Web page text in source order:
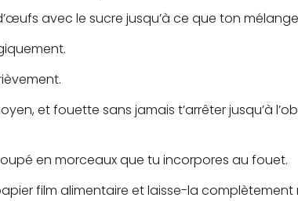
avec le sucre jusqu’à ce que ton
et fouette sans jamais t’arrêter jusqu’à
en morceaux que tu incorpores au fouet.
film alimentaire et laisse-la complètement